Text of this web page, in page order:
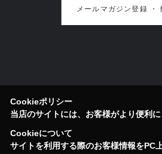
メールマガジン登録 ・
Cookieポリシー
当店のサイトには、お客様がより便利
Cookieについて
サイトを利用する際のお客様情報をPC